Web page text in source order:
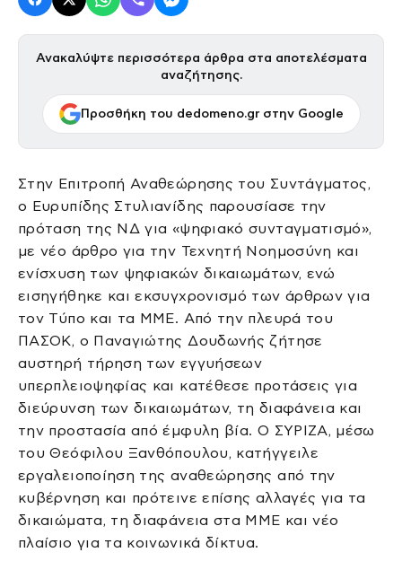
Ανακαλύψτε περισσότερα άρθρα στα αποτελέσματα
αναζήτησης.
Προσθήκη του dedomeno.gr στην Google
Στην Επιτροπή Αναθεώρησης του Συντάγματος,
ο Ευρυπίδης Στυλιανίδης παρουσίασε την
πρόταση της ΝΔ για «ψηφιακό συνταγματισμό»,
με νέο άρθρο για την Τεχνητή Νοημοσύνη και
ενίσχυση των ψηφιακών δικαιωμάτων, ενώ
εισηγήθηκε και εκσυγχρονισμό των άρθρων για
τον Τύπο και τα ΜΜΕ. Από την πλευρά του
ΠΑΣΟΚ, ο Παναγιώτης Δουδωνής ζήτησε
αυστηρή τήρηση των εγγυήσεων
υπερπλειοψηφίας και κατέθεσε προτάσεις για
διεύρυνση των δικαιωμάτων, τη διαφάνεια και
την προστασία από έμφυλη βία. Ο ΣΥΡΙΖΑ, μέσω
του Θεόφιλου Ξανθόπουλου, κατήγγειλε
εργαλειοποίηση της αναθεώρησης από την
κυβέρνηση και πρότεινε επίσης αλλαγές για τα
δικαιώματα, τη διαφάνεια στα ΜΜΕ και νέο
πλαίσιο για τα κοινωνικά δίκτυα.